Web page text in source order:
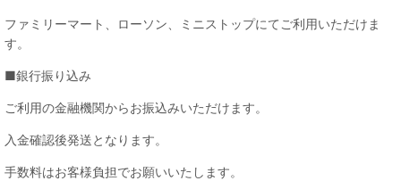
ファミリーマート、ローソン、ミニストップにてご利用いただけま
す。
■銀行振り込み
ご利用の金融機関からお振込みいただけます。
入金確認後発送となります。
手数料はお客様負担でお願いいたします。